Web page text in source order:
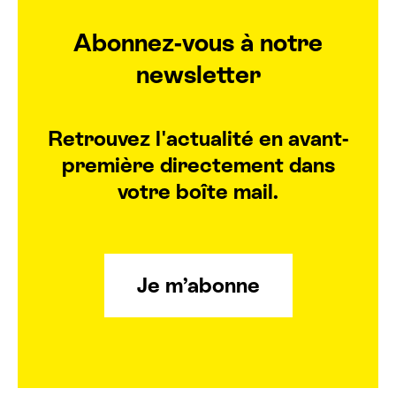
Abonnez-vous à notre
newsletter
Retrouvez l'actualité en avant-
première directement dans
votre boîte mail.
Je m’abonne